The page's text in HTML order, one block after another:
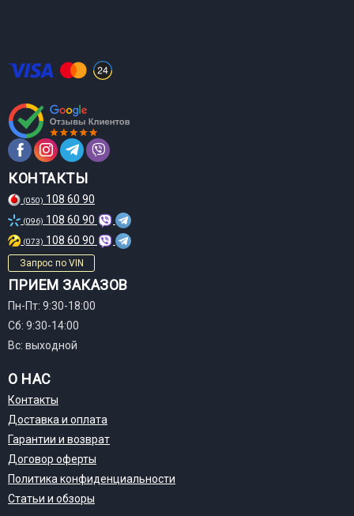
КОНТАКТЫ
(050) 108 60 90
(096) 108 60 90
(073) 108 60 90
Запрос по VIN
ПРИЕМ ЗАКАЗОВ
Пн-Пт: 9:30-18:00
Сб: 9:30-14:00
Вс: выходной
О НАС
Контакты
Доставка и оплата
Гарантии и возврат
Договор оферты
Политика конфиденциальности
Статьи и обзоры